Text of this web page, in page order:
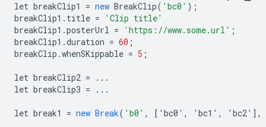
let breakClip1 = new BreakClip( 'bc0' );
breakClip1 . title =
'Clip title'
breakClip1 .posterUrl = 'https://www.some.url' ;
breakClip1 .duration = 60 ;
breakClip .whenSKippable = 5 ;
let breakClip2 =
...
let breakClip3 = ...
let break1 = new Break( 'b0' , [ 'bc0', 'bc1', 'bc2' ] ,